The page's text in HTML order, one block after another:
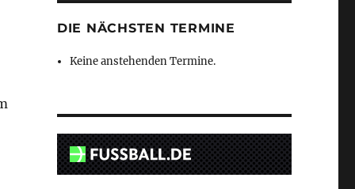
DIE NÄCHSTEN TERMINE
Keine anstehenden Termine.